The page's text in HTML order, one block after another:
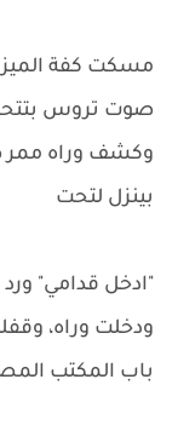
مسكت كفة
صوت تروس
وكشف وراه ممر
بينزل لتحت
"ادخل قدامي"
ودخلت وراه،
باب المكتب